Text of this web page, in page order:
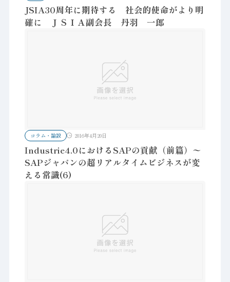
JSIA30周年に期待する 社会的使命がより明
確に ＪＳＩＡ副会長 丹羽 一郎
コラム・論説 2016年4月20日
Industrie4.0におけるSAPの貢献（前篇）〜
SAPジャパンの超リアルタイムビジネスが変
える常識(6)